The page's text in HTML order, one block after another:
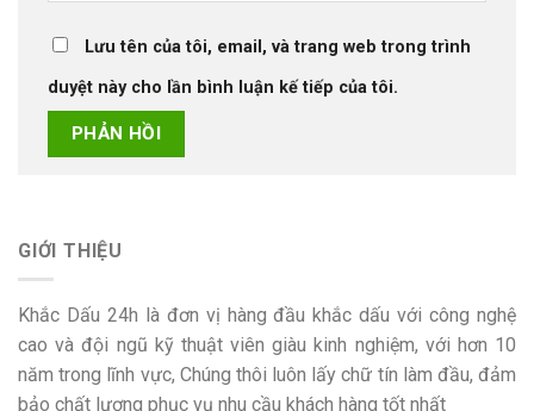
Lưu tên của tôi, email, và trang web trong trình
duyệt này cho lần bình luận kế tiếp của tôi.
GIỚI THIỆU
Khắc Dấu 24h là đơn vị hàng đầu khắc dấu với công nghệ
cao và đội ngũ kỹ thuật viên giàu kinh nghiệm, với hơn 10
năm trong lĩnh vực, Chúng thôi luôn lấy chữ tín làm đầu, đảm
bảo chất lượng phục vụ nhu cầu khách hàng tốt nhất